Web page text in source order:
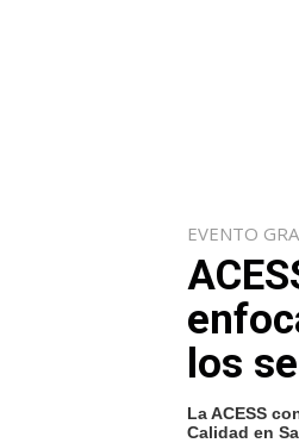
EVENTO
los
La ACESS
Calidad en